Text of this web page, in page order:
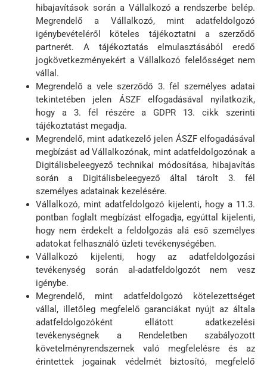
hibajavítások során a Vállalkozó a rendszerbe belép.
Megrendelő a Vállalkozó, mint adatfeldolgozó
igénybevételéről köteles tájékoztatni a szerződő
partnerét. A tájékoztatás elmulasztásából eredő
jogkövetkezményekért a Vállalkozó felelősséget nem
vállal.
Megrendelő a vele szerződő 3. fél személyes adatai
tekintetében jelen ÁSZF elfogadásával nyilatkozik,
hogy a 3. fél részére a GDPR 13. cikk szerinti
tájékoztatást megadja.
Megrendelő, mint adatkezelő jelen ÁSZF elfogadásával
megbízást ad Vállalkozónak, mint adatfeldolgozónak a
Digitálisbeleegyező technikai módosítása, hibajavítás
során a Digitálisbeleegyező által tárolt 3. fél
személyes adatainak kezelésére.
Vállalkozó, mint adatfeldolgozó kijelenti, hogy a 11.3.
pontban foglalt megbízást elfogadja, egyúttal kijelenti,
hogy nem érdekelt a feldolgozás alá eső személyes
adatokat felhasználó üzleti tevékenységében.
Vállalkozó kijelenti, hogy az adatfeldolgozási
tevékenység során al-adatfeldolgozót nem vesz
igénybe.
Megrendelő, mint adatfeldolgozó kötelezettséget
vállal, illetőleg megfelelő garanciákat nyújt az általa
adatfeldolgozóként ellátott adatkezelési
tevékenységnek a Rendeletben szabályozott
követelményrendszernek való megfelelésre és az
érintettek jogainak védelmét biztosító, megfelelő